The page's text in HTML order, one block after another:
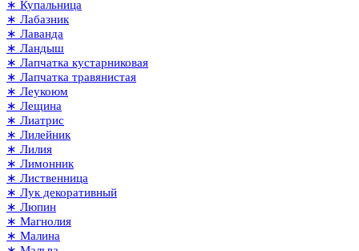
∗ Купальница
∗ Лабазник
∗ Лаванда
∗ Ландыш
∗ Лапчатка кустарниковая
∗ Лапчатка травянистая
∗ Леукоюм
∗ Лещина
∗ Лиатрис
∗ Лилейник
∗ Лилия
∗ Лимонник
∗ Лиственница
∗ Лук декоративный
∗ Люпин
∗ Магнолия
∗ Малина